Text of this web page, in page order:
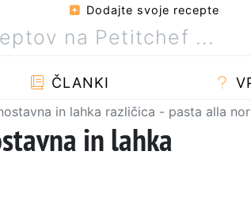
Dodajte svoje recepte
ČLANKI
in lahka različica - pasta alla
in lahka